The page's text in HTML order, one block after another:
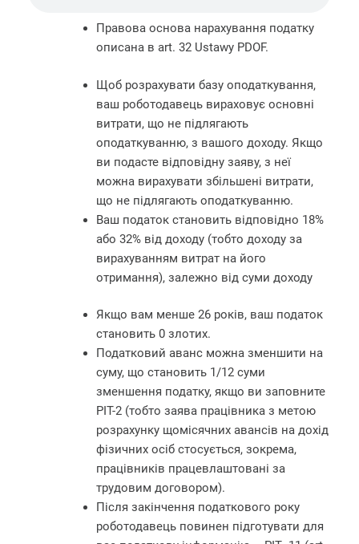
Правова основа нарахування податку
описана в art. 32 Ustawy PDOF.
Щоб розрахувати базу оподаткування,
ваш роботодавець вираховує основні
витрати, що не підлягають
оподаткуванню, з вашого доходу. Якщо
ви подасте відповідну заяву, з неї
можна вирахувати збільшені витрати,
що не підлягають оподаткуванню.
Ваш податок становить відповідно 18%
або 32% від доходу (тобто доходу за
вирахуванням витрат на його
отримання), залежно від суми доходу
Якщо вам менше 26 років, ваш податок
становить 0 злотих.
Податковий аванс можна зменшити на
суму, що становить 1/12 суми
зменшення податку, якщо ви заповните
PIT-2 (тобто заява працівника з метою
розрахунку щомісячних авансів на дохід
фізичних осіб стосується, зокрема,
працівників працевлаштовані за
трудовим договором).
Після закінчення податкового року
роботодавець повинен підготувати для